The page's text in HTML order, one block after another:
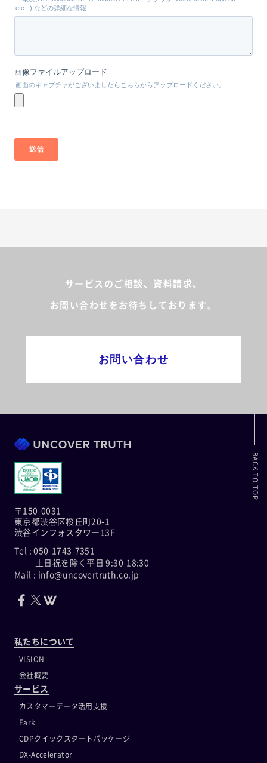
サービスのご相談、資料請求、
お問い合わせをお待ちしております。
お問い合わせ
〒150-0031
東京都渋谷区桜丘町20-1
渋谷インフォスタワー13F
Tel : 050-1743-7351
土日祝を除く平日 9:30-18:30
Mail : info@uncovertruth.co.jp
私たちについて
VISION
会社概要
サービス
カスタマーデータ活用支援
Eark
CDPクイックスタートパッケージ
DX-Accelerator
BACK TO TOP